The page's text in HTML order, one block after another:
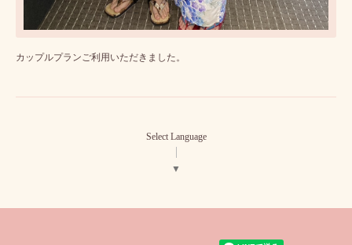
カップルプランご利用いただきました。
Select Language
▼